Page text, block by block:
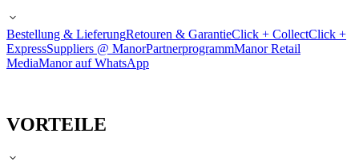
Bestellung & LieferungRetouren & GarantieClick + CollectClick +
ExpressSuppliers @ ManorPartnerprogrammManor Retail
MediaManor auf WhatsApp
VORTEILE